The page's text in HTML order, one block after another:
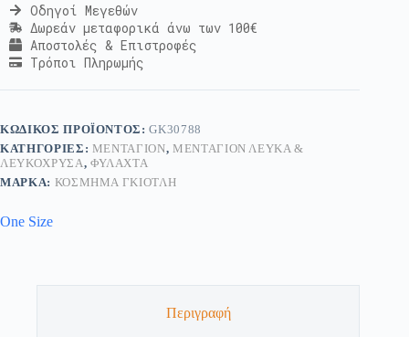
Οδηγοί Μεγεθών
Δωρεάν μεταφορικά άνω των 100€
Αποστολές & Επιστροφές
Τρόποι Πληρωμής
ΚΩΔΙΚΌΣ ΠΡΟΪΌΝΤΟΣ:GK30788
ΚΑΤΗΓΟΡΊΕΣ: ΜΕΝΤΑΓΙΌΝ, ΜΕΝΤΑΓΙΌΝ ΛΕΥΚΆ &
ΛΕΥΚΌΧΡΥΣΑ, ΦΥΛΑΧΤΆ
ΜΆΡΚΑ: ΚΟΣΜΗΜΑ ΓΚΙΟΤΛΗ
One Size
Περιγραφή